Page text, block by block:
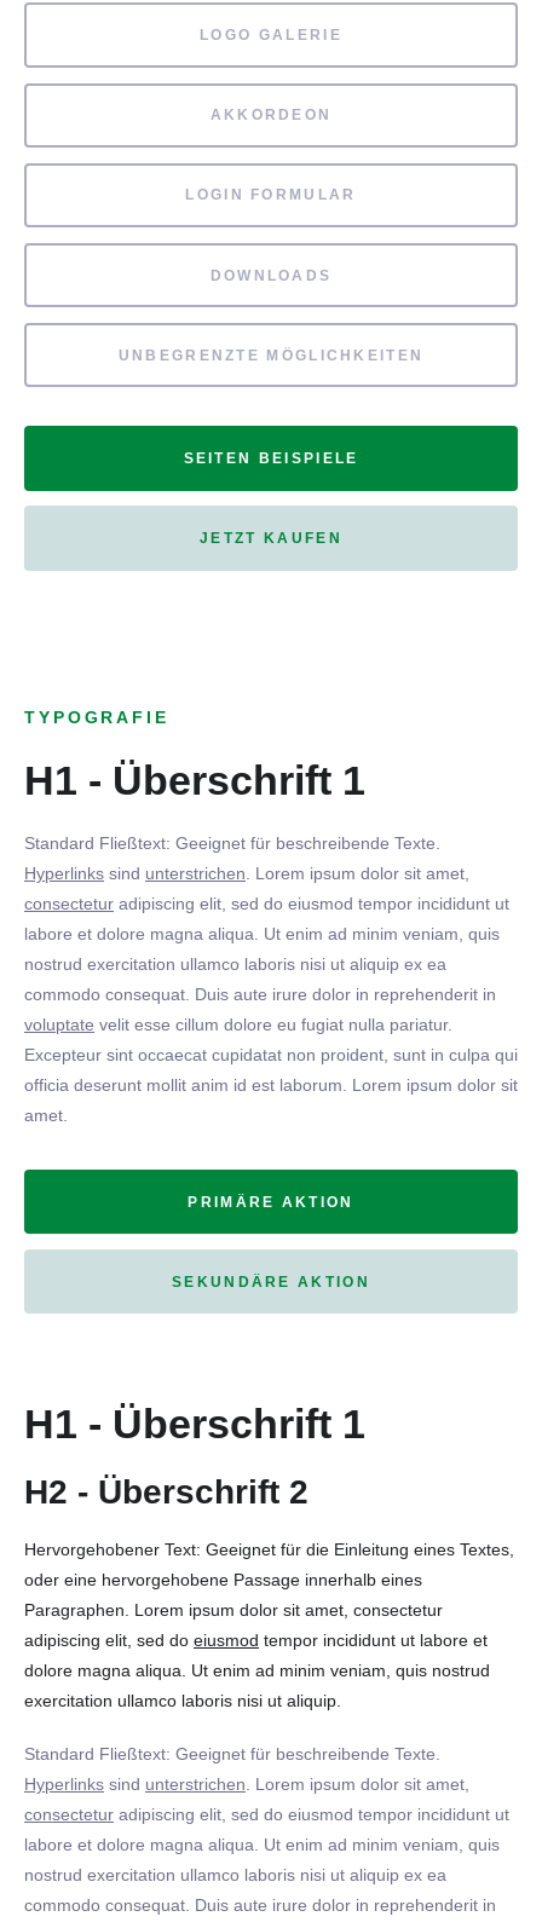
LOGO GALERIE
AKKORDEON
LOGIN FORMULAR
DOWNLOADS
UNBEGRENZTE MÖGLICHKEITEN
SEITEN BEISPIELE
JETZT KAUFEN
TYPOGRAFIE
H1 - Überschrift 1
Standard Fließtext: Geeignet für beschreibende Texte.
Hyperlinks sind unterstrichen . Lorem ipsum dolor sit amet,
consectetur adipiscing elit, sed do eiusmod tempor incididunt ut
labore et dolore magna aliqua. Ut enim ad minim veniam, quis
nostrud exercitation ullamco laboris nisi ut aliquip ex ea
commodo consequat. Duis aute irure dolor in reprehenderit in
voluptate velit esse cillum dolore eu fugiat nulla pariatur.
Excepteur sint occaecat cupidatat non proident, sunt in culpa qui
officia deserunt mollit anim id est laborum. Lorem ipsum dolor sit
amet.
PRIMÄRE AKTION
SEKUNDÄRE AKTION
H1 - Überschrift 1
H2 - Überschrift 2
Hervorgehobener Text: Geeignet für die Einleitung eines Textes,
oder eine hervorgehobene Passage innerhalb eines
Paragraphen. Lorem ipsum dolor sit amet, consectetur
adipiscing elit, sed do eiusmod tempor incididunt ut labore et
dolore magna aliqua. Ut enim ad minim veniam, quis nostrud
exercitation ullamco laboris nisi ut aliquip.
Standard Fließtext: Geeignet für beschreibende Texte.
Hyperlinks sind unterstrichen. Lorem ipsum dolor sit amet,
consectetur adipiscing elit, sed do eiusmod tempor incididunt ut
labore et dolore magna aliqua. Ut enim ad minim veniam, quis
nostrud exercitation ullamco laboris nisi ut aliquip ex ea
commodo consequat. Duis aute irure dolor in reprehenderit in